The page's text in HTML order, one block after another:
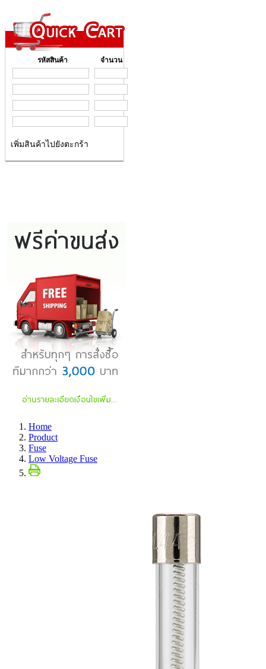
รหัสสินค้า จำนวน
เพิ่มสินค้าไปยังตะกร้า
Home
Product
Fuse
Low Voltage Fuse